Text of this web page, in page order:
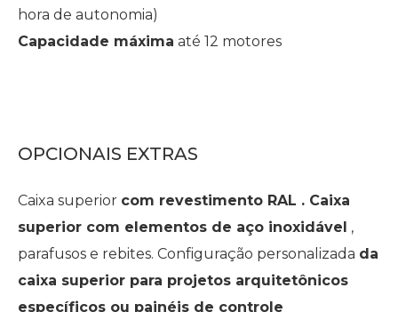
hora de autonomia)
Capacidade máxima até 12 motores
OPCIONAIS EXTRAS
Caixa superior com revestimento RAL . Caixa
superior com elementos de aço inoxidável ,
parafusos e rebites. Configuração personalizada da
caixa superior para projetos arquitetônicos
específicos ou painéis de controle